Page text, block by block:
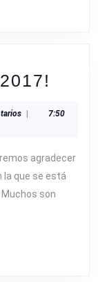
7:50
agradecer
la que se está
son